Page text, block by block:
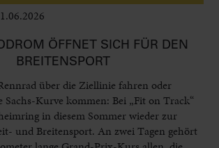
ÖFFNET SICH FÜR DEN
BREITENSPORT
über die Ziellinie fahren oder
Sachs-Kurve kommen: Bei „Fit on Track“
in diesem Sommer wieder zur
und Breitensport. An zwei Tagen gehört